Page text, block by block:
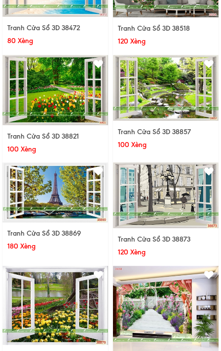
Tranh Cửa Sổ 3D 38472
80 Xèng
Tranh Cửa Sổ 3D 38518
120 Xèng
Tranh Cửa Sổ 3D 38821
100 Xèng
Tranh Cửa Sổ 3D 38857
100 Xèng
Tranh Cửa Sổ 3D 38869
180 Xèng
Tranh Cửa Sổ 3D 38873
120 Xèng